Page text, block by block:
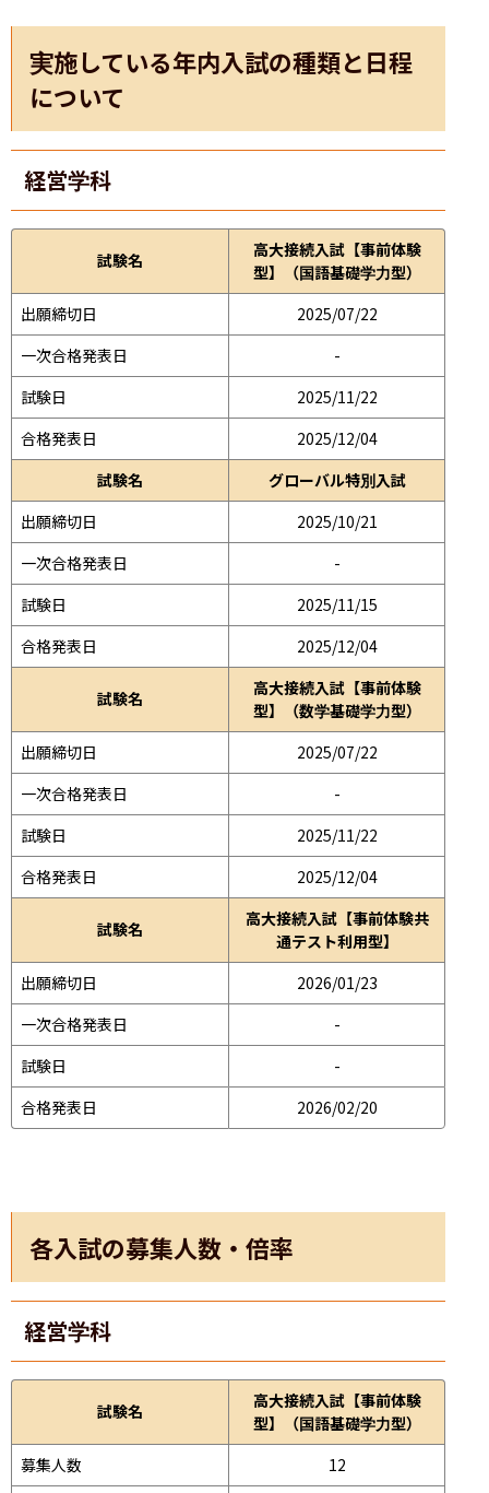
実施している年内入試の種類と日程
について
経営学科
試験名
高大接続入試【事前体験
型】（国語基礎学力型）
出願締切日
2025/07/22
一次合格発表日
-
試験日
2025/11/22
合格発表日
2025/12/04
試験名
グローバル特別入試
出願締切日
2025/10/21
一次合格発表日
-
試験日
2025/11/15
合格発表日
2025/12/04
試験名
高大接続入試【事前体験
型】（数学基礎学力型）
出願締切日
2025/07/22
一次合格発表日
-
試験日
2025/11/22
合格発表日
2025/12/04
試験名
高大接続入試【事前体験共
通テスト利用型】
出願締切日
2026/01/23
一次合格発表日
-
試験日
-
合格発表日
2026/02/20
各入試の募集人数・倍率
経営学科
試験名
高大接続入試【事前体験
型】（国語基礎学力型）
募集人数
12